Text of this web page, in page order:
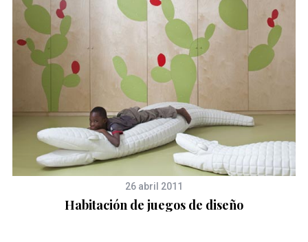
26 abril 2011
Habitación de juegos de diseño